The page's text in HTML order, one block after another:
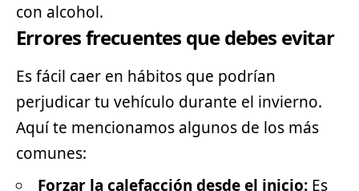
con alcohol.
Errores frecuentes que debes evitar
Es fácil caer en hábitos que podrían
perjudicar tu vehículo durante el invierno.
Aquí te mencionamos algunos de los más
comunes:
Forzar la calefacción desde el inicio: Es